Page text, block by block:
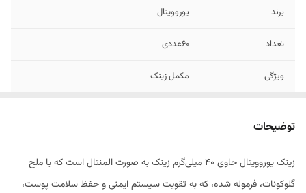
برند یوروویتال
تعداد 60عددی
ویژگی مکمل زینک
2.
کمک به بهبود سلامت پوست و کاهش جوش‌ها و
آکنه
توضیحات
زینک یوروویتال حاوی 40 میلی‌گرم زینک به صورت المنتال است که با ملح
گلوکونات، فرموله شده، که به تقویت سیستم ایمنی و حفظ سلامت پوست،